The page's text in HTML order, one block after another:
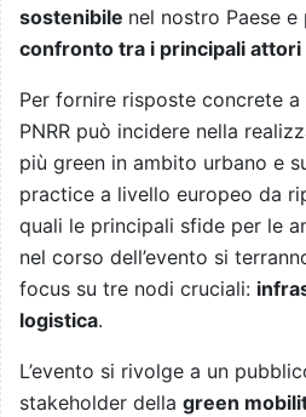
sostenibile nel nostro Paese
confronto tra i principali attori
Per fornire risposte concrete
PNRR può incidere nella
più green in ambito urbano e
practice a livello europeo da
quali le principali sfide per le
nel corso dell’evento si
focus su tre nodi cruciali:
logistica.
L’evento si rivolge a un
stakeholder della green